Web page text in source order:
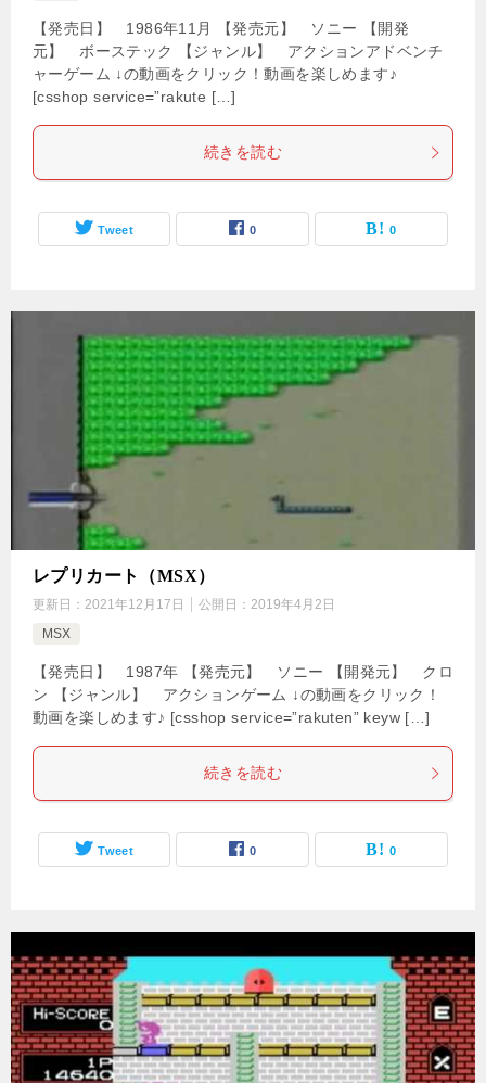
【発売日】 1986年11月 【発売元】 ソニー 【開発
元】 ボーステック 【ジャンル】 アクションアドベンチ
ャーゲーム ↓の動画をクリック！動画を楽しめます♪
[csshop service=”rakute […]
続きを読む
Tweet 0 0
レプリカート（MSX）
更新日： 2021年12月17日 公開日： 2019年4月2日
MSX
【発売日】 1987年 【発売元】 ソニー 【開発元】 クロ
ン 【ジャンル】 アクションゲーム ↓の動画をクリック！
動画を楽しめます♪ [csshop service=”rakuten” keyw […]
続きを読む
Tweet 0 0